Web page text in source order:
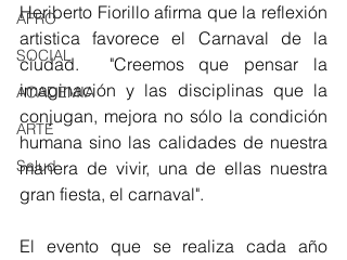
AFRO
SOCIAL
ACADEMIA
ARTE
Salud
Heriberto Fiorillo afirma que la reflexión
artistica favorece el Carnaval de la
ciudad.  "Creemos que pensar la
imaginación y las disciplinas que la
conjugan, mejora no sólo la condición
humana sino las calidades de nuestra
manera de vivir, una de ellas nuestra
gran fiesta, el carnaval".
El evento que se realiza cada año